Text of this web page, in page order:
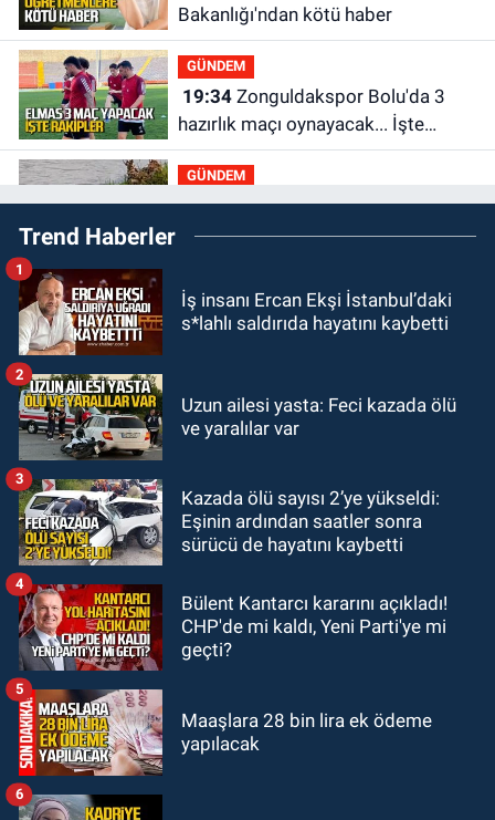
Bakanlığı'ndan kötü haber
GÜNDEM
19:34Zonguldakspor Bolu'da 3
hazırlık maçı oynayacak... İşte
rakipler...
GÜNDEM
19:27Çaycuma ırmağında görüldü:
Görenler şaşkınlık yaşadı
19:12TMO kabuklu fındık alım
18:52Zonguldak'ta pitbul köpek
GÜNDEM
18:44
çarptı: Ağır yaralanan yaya tedavi
Trend Haberler
İş insanı Ercan Ekşi İstanbul’daki
s*lahlı saldırıda hayatını kaybetti
1
Uzun ailesi yasta: Feci kazada ölü
ve yaralılar var
2
Kazada ölü sayısı 2’ye yükseldi:
Eşinin ardından saatler sonra
sürücü de hayatını kaybetti
3
Bülent Kantarcı kararını açıkladı!
CHP'de mi kaldı, Yeni Parti'ye mi
geçti?
4
Maaşlara 28 bin lira ek ödeme
yapılacak
5
6